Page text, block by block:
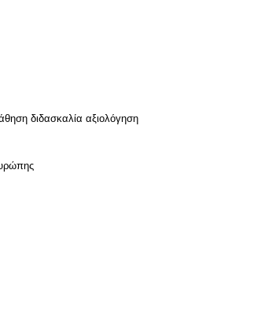
διδασκαλία αξιολόγηση